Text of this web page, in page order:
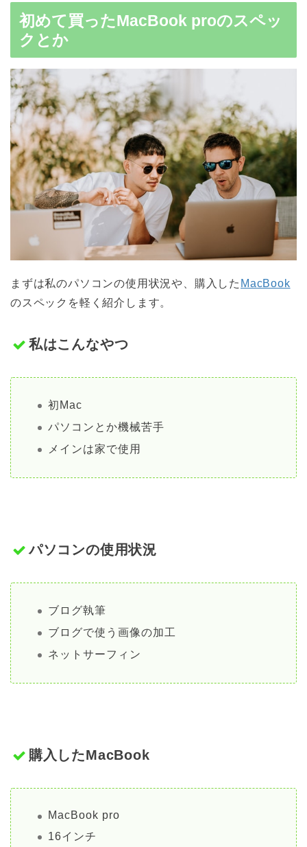
初めて買ったMacBook proのスペッ
クとか
まずは私のパソコンの使用状況や、購入した MacBook
のスペックを軽く紹介します。
私はこんなやつ
初Mac
パソコンとか機械苦手
メインは家で使用
パソコンの使用状況
ブログ執筆
ブログで使う画像の加工
ネットサーフィン
購入したMacBook
MacBook pro
16インチ